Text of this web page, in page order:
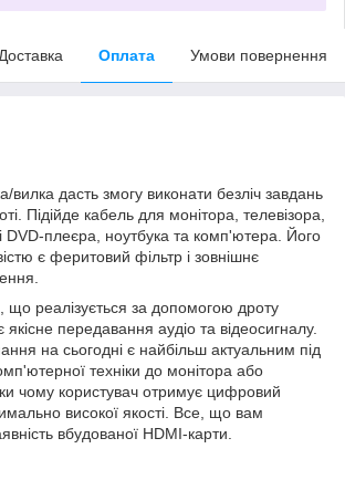
Доставка Оплата Умови повернення
вилка дасть змогу виконати безліч завдань
Підійде кабель для монітора, телевізора,
DVD-плеєра, ноутбука та комп'ютера. Його
є феритовий фільтр і зовнішнє
що реалізується за допомогою дроту
передавання аудіо та відеосигналу.
на сьогодні є найбільш актуальним під
техніки до монітора або
чому користувач отримує цифровий
високої якості. Все, що вам
вбудованої HDMI-карти.